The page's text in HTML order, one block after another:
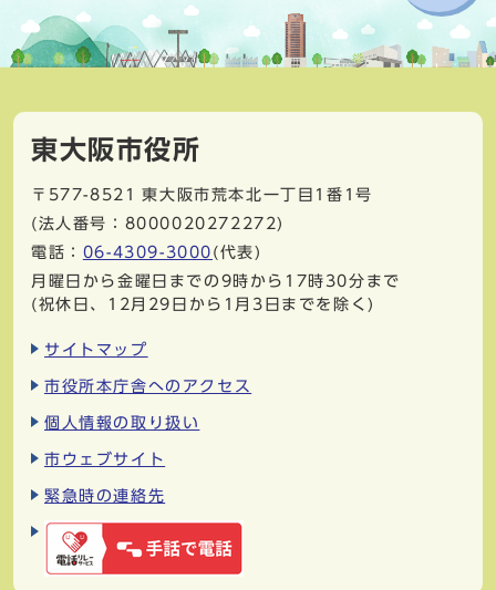
東大阪市役所
〒577-8521
東大阪市荒本北一丁目1番1号
(法人番号：8000020272272)
電話： 06-4309-3000 (代表)
月曜日から金曜日までの9時から17時30分まで
(祝休日、12月29日から1月3日までを除く)
サイトマップ
市役所本庁舎へのアクセス
個人情報の取り扱い
市ウェブサイト
緊急時の連絡先